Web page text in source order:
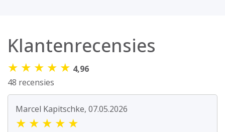
Klantenrecensies
★ ★ ★ ★ ★ 4,96
48 recensies
Marcel Kapitschke, 07.05.2026
★ ★ ★ ★ ★